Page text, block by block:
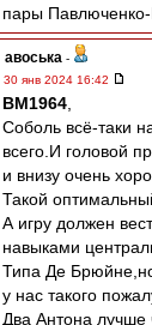
пары Павлюченко-
авоська -
30 янв 2024 16:42
BM1964
Соболь всё-таки
всего.И головой
и внизу очень
Такой
А игру должен
навыками
Типа Де
у нас такого
Два Антона лучше